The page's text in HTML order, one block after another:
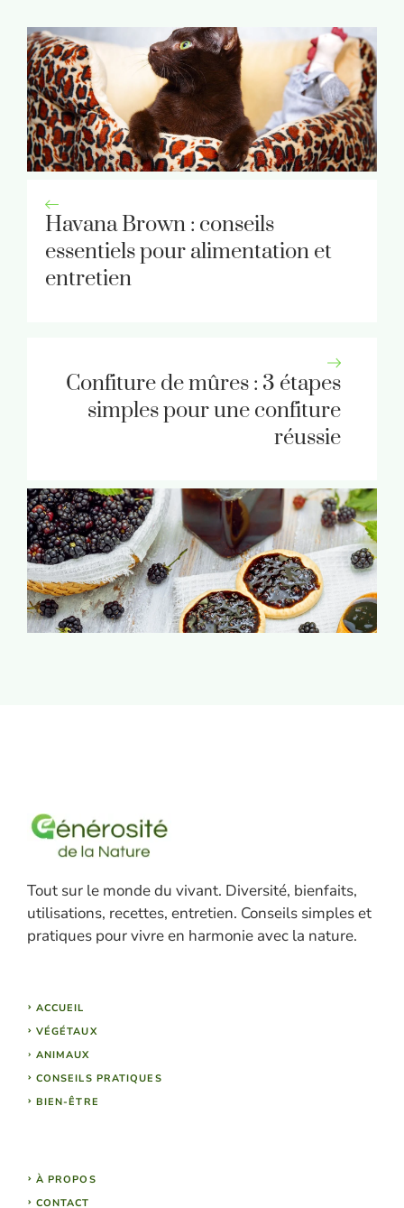
Havana Brown : conseils
essentiels pour alimentation et
entretien
Confiture de mûres : 3 étapes
simples pour une confiture
réussie
Tout sur le monde du vivant. Diversité, bienfaits,
utilisations, recettes, entretien. Conseils simples et
pratiques pour vivre en harmonie avec la nature.
ACCUEIL
VÉGÉTAUX
ANIMAUX
CONSEILS PRATIQUES
BIEN-ÊTRE
À PROPOS
CONTACT